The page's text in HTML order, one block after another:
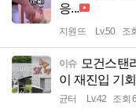
응...
지원뜨 Lv.50 조
이슈
모건스탠
이 재진입 기
균터 Lv.42 조회